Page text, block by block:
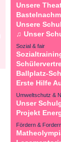
Unsere
Unsere
♫ Unser
Sozial & fair
Ballplatz-
Erste Hilfe
Umweltschutz &
Unser
Projekt
Fördern &